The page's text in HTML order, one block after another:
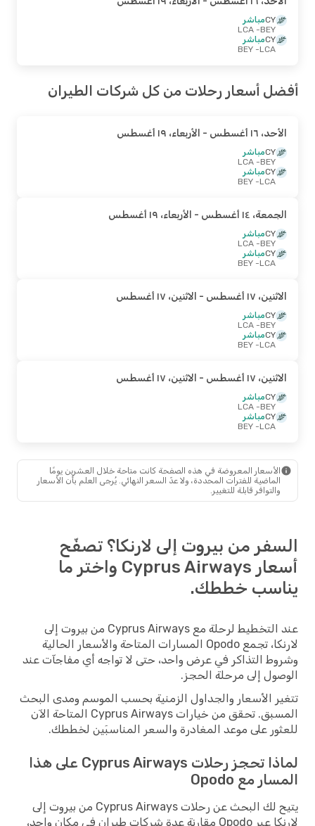
CYمباشر
BEY
- LCA
CYمباشر
LCA
- BEY
أفضل أسعار رحلات من كل شركات الطيران
الأحد، ١٦ أغسطس - الأربعاء، ١٩ أغسطس
CYمباشر
BEY
- LCA
CYمباشر
LCA
- BEY
الجمعة، ١٤ أغسطس - الأربعاء، ١٩ أغسطس
CYمباشر
BEY
- LCA
CYمباشر
LCA
- BEY
الاثنين، ١٧ أغسطس - الاثنين، ١٧ أغسطس
CYمباشر
BEY
- LCA
CYمباشر
LCA
- BEY
الاثنين، ١٧ أغسطس - الاثنين، ١٧ أغسطس
CYمباشر
BEY
- LCA
CYمباشر
LCA
- BEY
الأسعار المعروضة في هذه الصفحة كانت متاحة خلال العشرين يومًا
الماضية للفترات المحددة، ولا عدّ السعر النهائي. يُرجى العلم بأن الأسعار
والتوافر قابلة للتغيير.
السفر من بيروت إلى لارنكا؟ تصفّح
أسعار Cyprus Airways واختر ما
يناسب خططك.
عند التخطيط لرحلة مع Cyprus Airways من بيروت إلى
لارنكا، تجمع Opodo المسارات المتاحة والأسعار الحالية
وشروط التذاكر في عرض واحد، حتى لا تواجه أي مفاجآت عند
الوصول إلى مرحلة الحجز.
تتغير الأسعار والجداول الزمنية بحسب الموسم ومدى البحث
المسبق. تحقق من خيارات Cyprus Airways المتاحة الآن
للعثور على موعد المغادرة والسعر المناسبَين لخططك.
لماذا تحجز رحلات Cyprus Airways على هذا
المسار مع Opodo
يتيح لك البحث عن رحلات Cyprus Airways من بيروت إلى
لارنكا عبر Opodo مقارنة عدة شركات طيران في مكان واحد،